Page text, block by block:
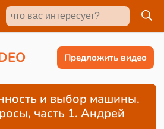
EO Предложить видео
и выбор машины.
часть 1. Андрей